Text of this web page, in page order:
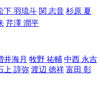
下 羽琉斗 関 志音 杉原 夏
芹澤 潤平
井海月 牧野 祐輔 中西 永吉
上 諄弥 渡辺 徳祥 富田 彰